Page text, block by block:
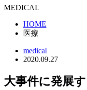
MEDICAL
HOME
医療
medical
2020.09.27
大事件に発展